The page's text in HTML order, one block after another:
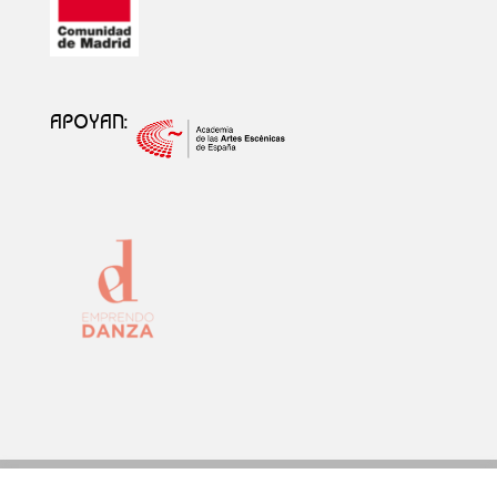
APOYAN: